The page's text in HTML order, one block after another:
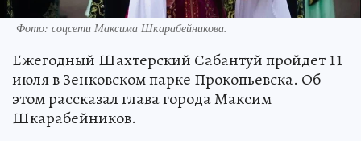
Фото: соцсети Максима Шкарабейникова.
Ежегодный Шахтерский Сабантуй пройдет 11
июля в Зенковском парке Прокопьевска. Об
этом рассказал глава города Максим
Шкарабейников.